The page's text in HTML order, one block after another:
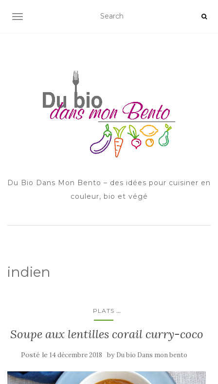
AFFICHER/MASQUER LA NAVIGATION
Du Bio Dans Mon Bento – des idées pour cuisiner en
couleur, bio et végé
indien
PLATS ...
Soupe aux lentilles corail curry-coco
Posté le 14 décembre 2018 by Du bio Dans mon bento